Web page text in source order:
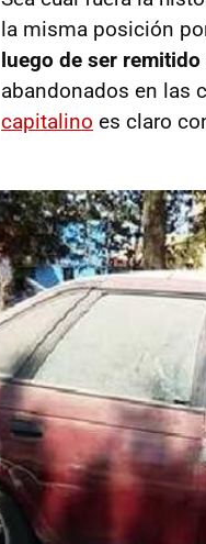
la misma posición
luego de ser
abandonados en las
capitalino es claro